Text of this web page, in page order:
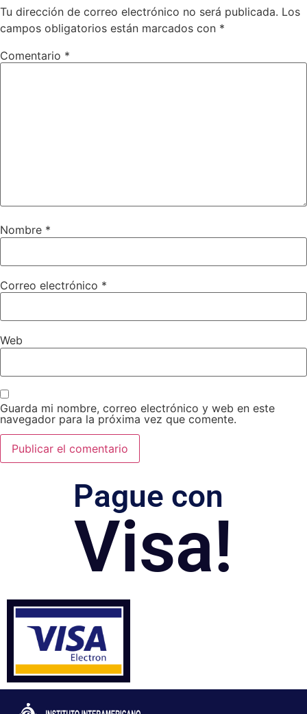
Tu dirección de correo electrónico no será publicada. Los
campos obligatorios están marcados con *
Comentario *
Nombre *
Correo electrónico *
Web
Guarda mi nombre, correo electrónico y web en este
navegador para la próxima vez que comente.
Pague con
Visa!